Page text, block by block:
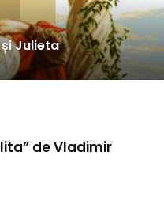
Julieta
de Vladimir